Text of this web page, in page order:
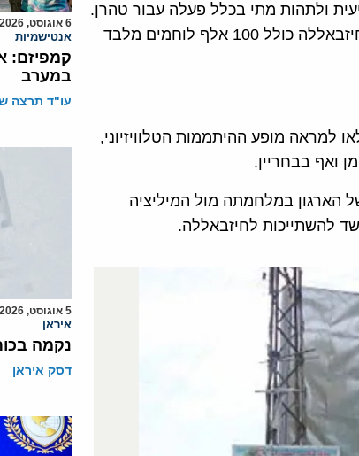
ולתהות מתי בכלל פעלה עבור טהרן.
"אלו דברים שנשמע עד הבחירות. דיבורים ישנים, כלאם פאדי. חיזבאללה כולל 100 אלף לוחמים מלבד
למראה מופע ההיתממות הטלוויזיוני,
ואף בבחריין.
הארגון במלחמתה מול המיליציה
6 אוגוסט, 2026
אנטישמיות
קמפיזם:
במערב
עו"ד תרצה
5 אוגוסט, 2026
איראן
נקמה
דסק איראן